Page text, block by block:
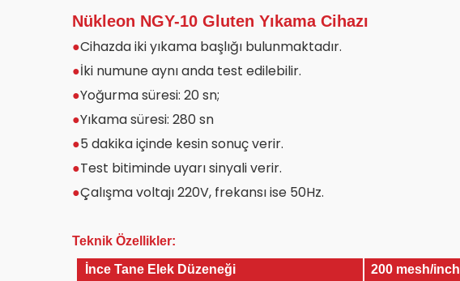
Nükleon NGY-10 Gluten Yıkama Cihazı
●Cihazda iki yıkama başlığı bulunmaktadır.
●İki numune aynı anda test edilebilir.
●Yoğurma süresi: 20 sn;
●Yıkama süresi: 280 sn
●5 dakika içinde kesin sonuç verir.
●Test bitiminde uyarı sinyali verir.
●Çalışma voltajı 220V, frekansı ise 50Hz.
Teknik Özellikler:
İnce Tane Elek Düzeneği
200 mesh/inch